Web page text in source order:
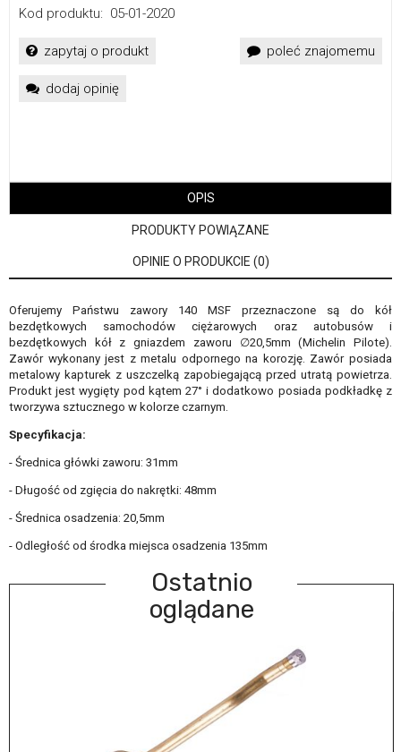
Kod produktu: 05-01-2020
zapytaj o produkt poleć znajomemu
dodaj opinię
OPIS
PRODUKTY POWIĄZANE
OPINIE O PRODUKCIE (0)
Oferujemy Państwu zawory 140 MSF przeznaczone są do kół
bezdętkowych samochodów ciężarowych oraz autobusów i
bezdętkowych kół z gniazdem zaworu ∅20,5mm (Michelin Pilote).
Zawór wykonany jest z metalu odpornego na korozję. Zawór posiada
metalowy kapturek z uszczelką zapobiegającą przed utratą powietrza.
Produkt jest wygięty pod kątem 27° i dodatkowo posiada podkładkę z
tworzywa sztucznego w kolorze czarnym.
Specyfikacja:
- Średnica główki zaworu: 31mm
- Długość od zgięcia do nakrętki: 48mm
- Średnica osadzenia: 20,5mm
- Odległość od środka miejsca osadzenia 135mm
Ostatnio
oglądane